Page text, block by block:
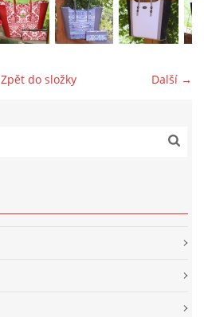
Další →
Zpět do složky